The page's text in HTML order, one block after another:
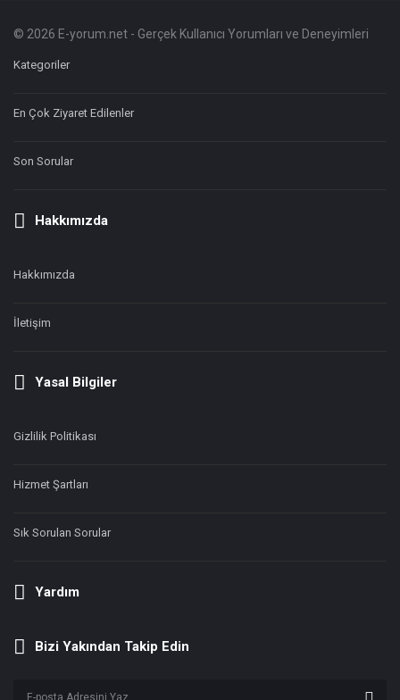
Footer
Hakkında
© 2026 E-yorum.net - Gerçek Kullanıcı Yorumları ve Deneyimleri
Kategoriler
En Çok Ziyaret Edilenler
Son Sorular
Hakkımızda
Hakkımızda
İletişim
Yasal Bilgiler
Gizlilik Politikası
Hizmet Şartları
Sık Sorulan Sorular
Yardım
Bizi Yakından Takip Edin